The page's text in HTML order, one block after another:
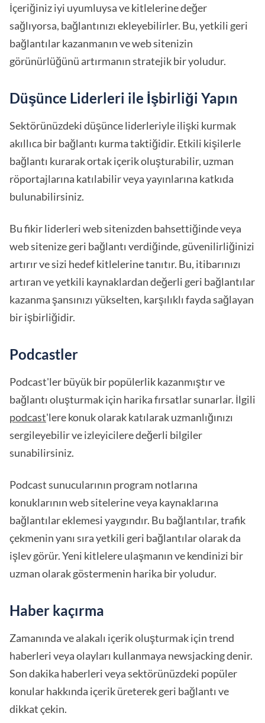
İçeriğiniz iyi uyumluysa ve kitlelerine değer
sağlıyorsa, bağlantınızı ekleyebilirler. Bu, yetkili geri
bağlantılar kazanmanın ve web sitenizin
görünürlüğünü artırmanın stratejik bir yoludur.
Düşünce Liderleri ile İşbirliği Yapın
Sektörünüzdeki düşünce liderleriyle ilişki kurmak
akıllıca bir bağlantı kurma taktiğidir. Etkili kişilerle
bağlantı kurarak ortak içerik oluşturabilir, uzman
röportajlarına katılabilir veya yayınlarına katkıda
bulunabilirsiniz.
Bu fikir liderleri web sitenizden bahsettiğinde veya
web sitenize geri bağlantı verdiğinde, güvenilirliğinizi
artırır ve sizi hedef kitlelerine tanıtır. Bu, itibarınızı
artıran ve yetkili kaynaklardan değerli geri bağlantılar
kazanma şansınızı yükselten, karşılıklı fayda sağlayan
bir işbirliğidir.
Podcastler
Podcast'ler büyük bir popülerlik kazanmıştır ve
bağlantı oluşturmak için harika fırsatlar sunarlar. İlgili
podcast'lere konuk olarak katılarak uzmanlığınızı
sergileyebilir ve izleyicilere değerli bilgiler
sunabilirsiniz.
Podcast sunucularının program notlarına
konuklarının web sitelerine veya kaynaklarına
bağlantılar eklemesi yaygındır. Bu bağlantılar, trafik
çekmenin yanı sıra yetkili geri bağlantılar olarak da
işlev görür. Yeni kitlelere ulaşmanın ve kendinizi bir
uzman olarak göstermenin harika bir yoludur.
Haber kaçırma
Zamanında ve alakalı içerik oluşturmak için trend
haberleri veya olayları kullanmaya newsjacking denir.
Son dakika haberleri veya sektörünüzdeki popüler
konular hakkında içerik üreterek geri bağlantı ve
dikkat çekin.